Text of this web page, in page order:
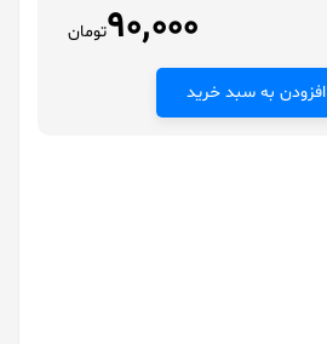
90,000تومان
افزودن به سبد خرید